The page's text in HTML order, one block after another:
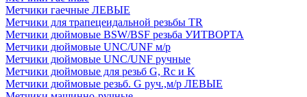
Метчики гаечные ЛЕВЫЕ
Метчики для трапецеидальной резьбы TR
Метчики дюймовые BSW/BSF резьба УИТВОРТА
Метчики дюймовые UNC/UNF м/р
Метчики дюймовые UNC/UNF ручные
Метчики дюймовые для резьб G, Rc и K
Метчики дюймовые резьб. G руч.,м/р ЛЕВЫЕ